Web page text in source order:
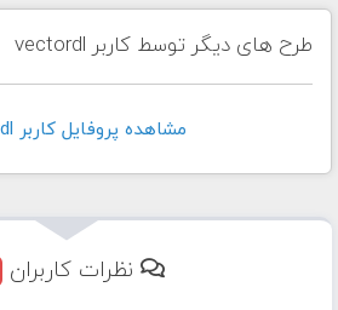
طرح های دیگر توسط کاربر vectordl
مشاهده پروفايل کاربر vectordl
نظرات کاربران